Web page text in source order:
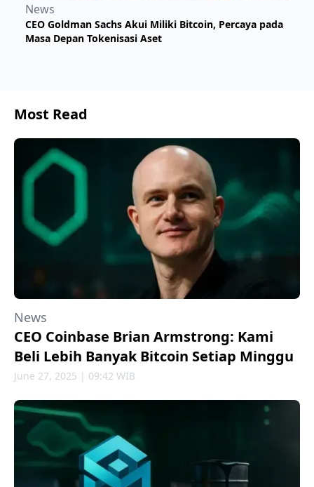
News
CEO Goldman Sachs Akui Miliki Bitcoin, Percaya pada
Masa Depan Tokenisasi Aset
Most Read
News
CEO Coinbase Brian Armstrong: Kami
Beli Lebih Banyak Bitcoin Setiap Minggu
June 27, 2025 | 09:42 WIB